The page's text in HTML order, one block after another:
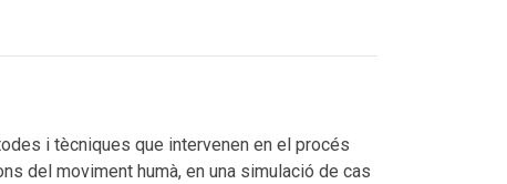
i tècniques que intervenen en el procés
del moviment humà, en una simulació de cas